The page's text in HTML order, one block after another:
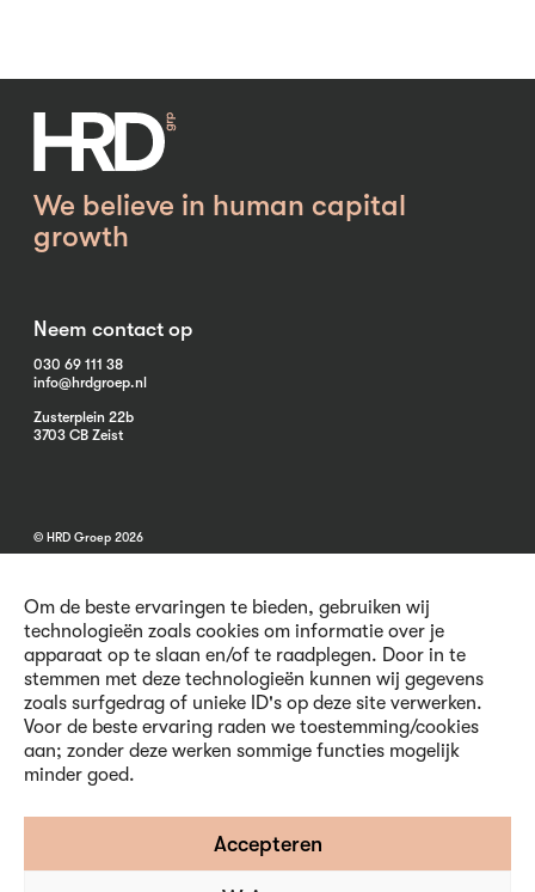
Om de beste ervaringen te bieden, gebruiken wij
technologieën zoals cookies om informatie over je
apparaat op te slaan en/of te raadplegen. Door in te
stemmen met deze technologieën kunnen wij gegevens
zoals surfgedrag of unieke ID's op deze site verwerken.
Voor de beste ervaring raden we toestemming/cookies
aan; zonder deze werken sommige functies mogelijk
minder goed.
Accepteren
We believe in human capital
growth
Neem contact op
030 69 111 38
info@hrdgroep.nl
Zusterplein 22b
3703 CB Zeist
© HRD Groep 2026
Algemene informatie
Contact
Voorwaarden
Privacy en Cookies
Volg ons